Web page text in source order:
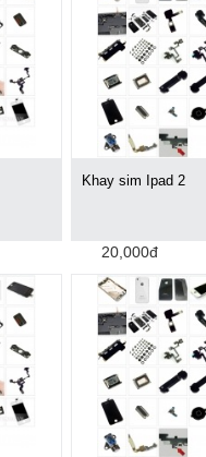
Khay sim Ipad 2
20,000đ